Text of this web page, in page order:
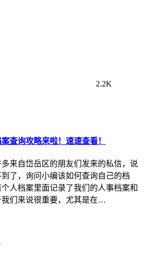
2.2K
查询攻略来啦！速速查看！
来自岱岳区的朋友们发来的私信，说
了，询问小编该如何查询自己的档
人档案里面记录了我们的人事档案和
我们来说很重要，尤其是在…